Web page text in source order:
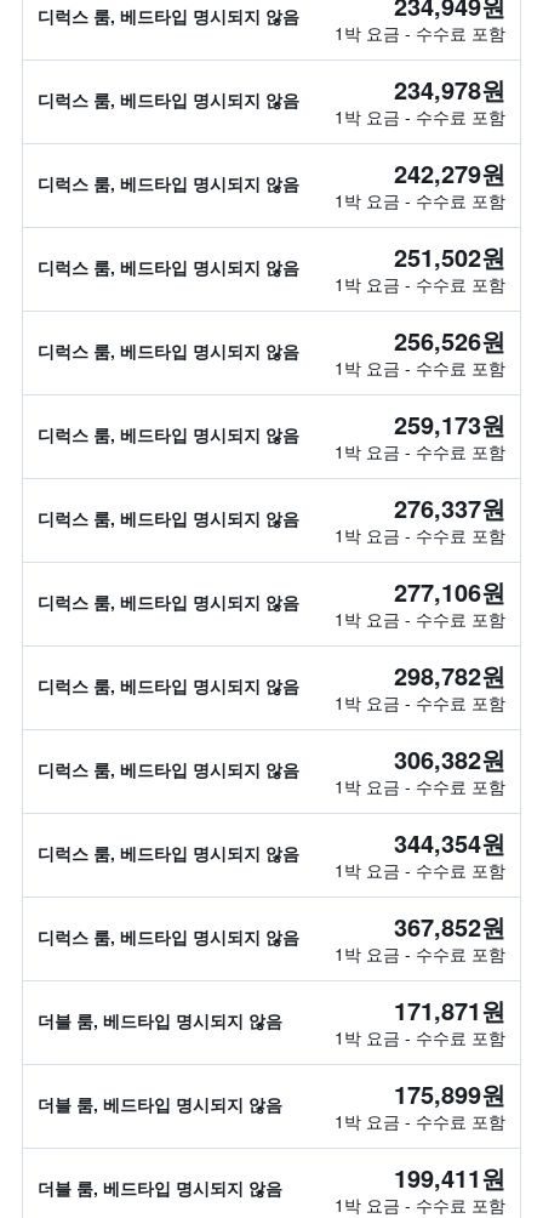
디럭스 룸, 베드타입 명시되지 않음
1박 요금 - 수수료 포함
디럭스 룸, 베드타입 명시되지 않음 234,978원
1박 요금 - 수수료 포함
디럭스 룸, 베드타입 명시되지 않음 242,279원
1박 요금 - 수수료 포함
디럭스 룸, 베드타입 명시되지 않음 251,502원
1박 요금 - 수수료 포함
디럭스 룸, 베드타입 명시되지 않음 256,526원
1박 요금 - 수수료 포함
디럭스 룸, 베드타입 명시되지 않음 259,173원
1박 요금 - 수수료 포함
디럭스 룸, 베드타입 명시되지 않음 276,337원
1박 요금 - 수수료 포함
디럭스 룸, 베드타입 명시되지 않음 277,106원
1박 요금 - 수수료 포함
디럭스 룸, 베드타입 명시되지 않음 298,782원
1박 요금 - 수수료 포함
디럭스 룸, 베드타입 명시되지 않음 306,382원
1박 요금 - 수수료 포함
디럭스 룸, 베드타입 명시되지 않음 344,354원
1박 요금 - 수수료 포함
디럭스 룸, 베드타입 명시되지 않음 367,852원
1박 요금 - 수수료 포함
더블 룸, 베드타입 명시되지 않음 171,871원
1박 요금 - 수수료 포함
더블 룸, 베드타입 명시되지 않음 175,899원
1박 요금 - 수수료 포함
더블 룸, 베드타입 명시되지 않음 199,411원
1박 요금 - 수수료 포함